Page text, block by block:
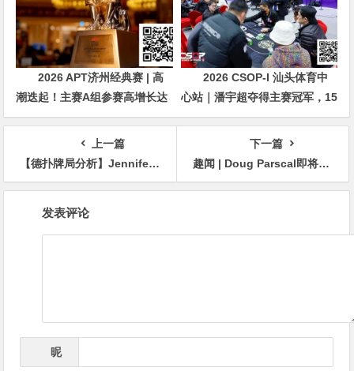
2026 APT济州经典赛 | 高
潮迭起！主赛A组参赛高增长达
676人次！中国选手 Tony Lin
逆袭夺超级豪客赛冠军！
2026 CSOP-I 汕头体育中
心站｜潘宇超夺得主赛冠军，15
年扑克路，圆梦CSOP！
上一篇
【德扑牌局分析】Jennifer Tilly重拳出击，但却撞上了大钢板
下一篇
趣闻 | Doug Parscal即将揭露一桩高达七位数的扑克作弊丑闻
发表评论
昵